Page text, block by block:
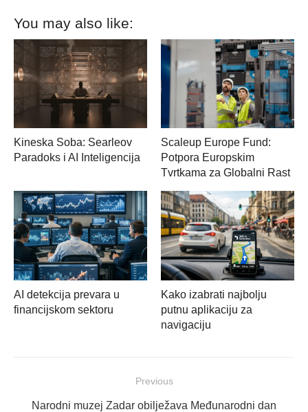
You may also like:
Kineska Soba: Searleov
Paradoks i AI Inteligencija
Scaleup Europe Fund:
Potpora Europskim
Tvrtkama za Globalni Rast
AI detekcija prevara u
financijskom sektoru
Kako izabrati najbolju
putnu aplikaciju za
navigaciju
objava
Previous
Previous
Narodni muzej Zadar obilježava Međunarodni dan